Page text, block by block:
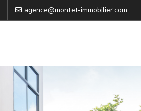
agence@montet-immobilier.com